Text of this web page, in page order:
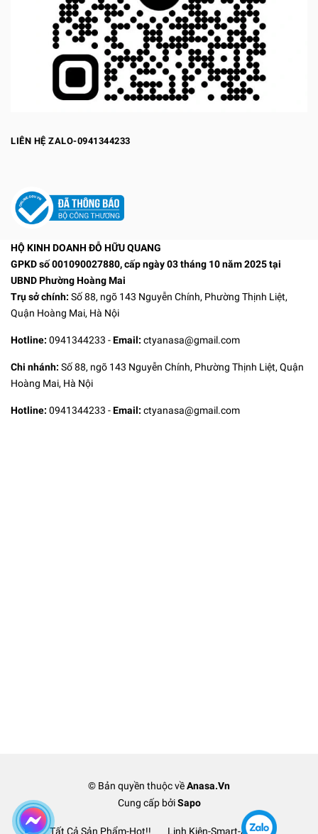
LIÊN HỆ ZALO-0941344233
HỘ KINH DOANH ĐỖ HỮU QUANG
GPKD số 001090027880, cấp ngày 03 tháng 10 năm 2025 tại
UBND Phường Hoàng Mai
Trụ sở chính: Số 88, ngõ 143 Nguyễn Chính, Phường Thịnh Liệt,
Quận Hoàng Mai, Hà Nội
Hotline: 0941344233 -Email: ctyanasa@gmail.com
Chi nhánh: Số 88, ngõ 143 Nguyễn Chính, Phường Thịnh Liệt, Quận
Hoàng Mai, Hà Nội
Hotline: 0941344233 -Email: ctyanasa@gmail.com
© Bản quyền thuộc vềAnasa.Vn
Cung cấp bởi Sapo
Tất Cả Sản Phẩm-Hot!! Linh Kiện-Smart-Anasa